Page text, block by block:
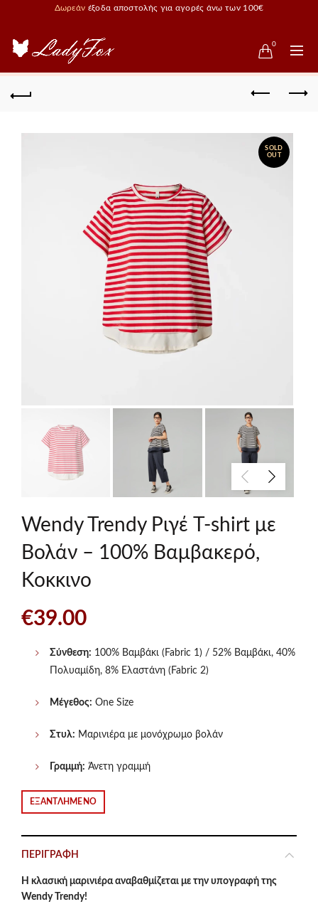
Δωρεάν έξοδα αποστολής για αγορές άνω των 100€
0
SOLD
OUT
Wendy Trendy Ριγέ T-shirt με
Βολάν – 100% Βαμβακερό,
Κοκκινο
€39.00
Σύνθεση: 100% Βαμβάκι (Fabric 1) / 52% Βαμβάκι, 40%
Πολυαμίδη, 8% Ελαστάνη (Fabric 2)
Μέγεθος: One Size
Στυλ: Μαρινιέρα με μονόχρωμο βολάν
Γραμμή: Άνετη γραμμή
ΕΞΑΝΤΛΗΜΈΝΟ
ΠΕΡΙΓΡΑΦΉ
Η κλασική μαρινιέρα αναβαθμίζεται με την υπογραφή της
Wendy Trendy!